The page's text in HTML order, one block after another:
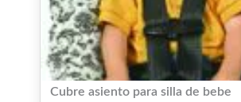
Cubre asiento para silla de bebe